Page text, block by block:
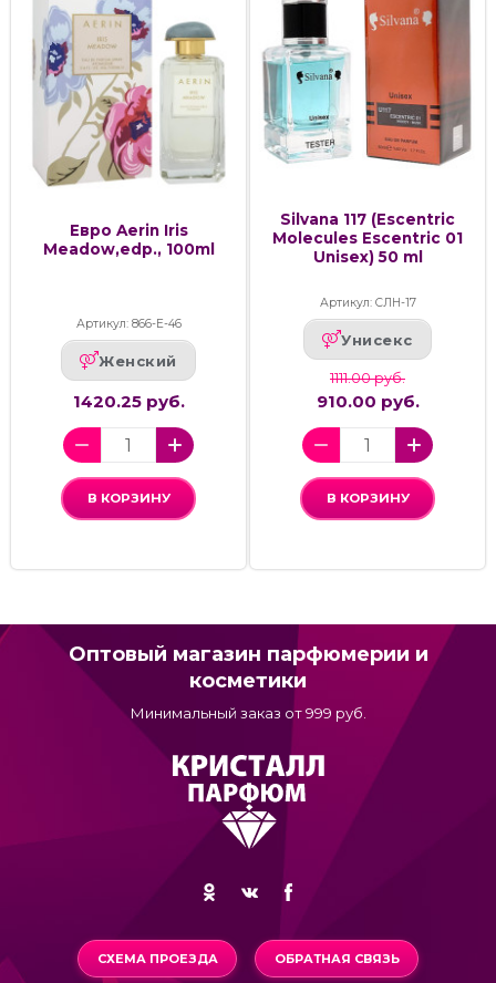
Евро Aerin Iris
Meadow,edp., 100ml
Артикул: 866-Е-46
Женский
1420.25 руб.
В КОРЗИНУ
Silvana 117 (Escentric
Molecules Escentric 01
Unisex) 50 ml
Артикул: СЛН-17
Унисекс
1111.00 руб.
910.00 руб.
В КОРЗИНУ
Оптовый магазин парфюмерии и
косметики
Минимальный заказ от 999 руб.
СХЕМА ПРОЕЗДА ОБРАТНАЯ СВЯЗЬ